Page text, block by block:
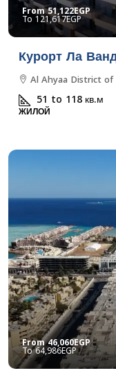
From51,122EGP
121,617EGP
Курорт Ла
Al Ahyaa District
51 to 118кв.м
ЖИЛОЙ
From46,060EGP
64,986EGP